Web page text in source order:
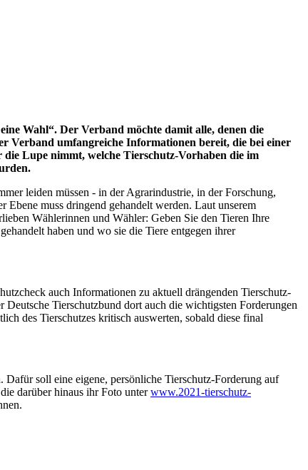
Wahl“. Der Verband möchte damit alle, denen die
Verband umfangreiche Informationen bereit, die bei einer
Lupe nimmt, welche Tierschutz-Vorhaben die im
leiden müssen - in der Agrarindustrie, in der Forschung,
Ebene muss dringend gehandelt werden. Laut unserem
Wählerinnen und Wähler: Geben Sie den Tieren Ihre
haben und wo sie die Tiere entgegen ihrer
auch Informationen zu aktuell drängenden Tierschutz-
Tierschutzbund dort auch die wichtigsten Forderungen
des Tierschutzes kritisch auswerten, sobald diese final
soll eine eigene, persönliche Tierschutz-Forderung auf
darüber hinaus ihr Foto unterwww.2021-tierschutz-